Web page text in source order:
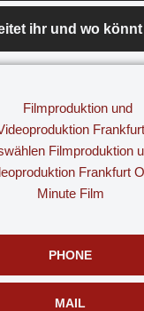
PHONE
MAIL
ihr und wo